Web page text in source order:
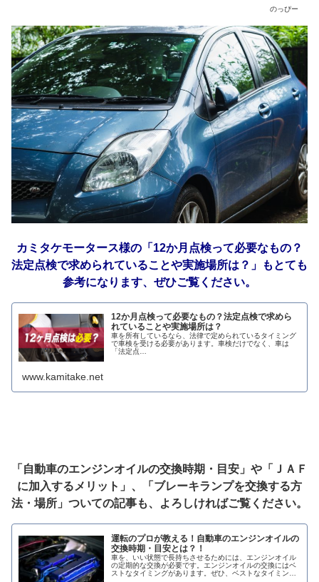
のっぴー
カミタケモータース様の「12か月点検って必要なもの？
法定点検で求められていることや実施場所は？」もとても
参考になります、ぜひご覧ください。
12か月点検って必要なもの？法定点検で求めら
れていることや実施場所は？
車を所有しているなら、法律で定められているタイミング
で車検を受ける必要があります。車検だけでなく、車は
「法定点…
www.kamitake.net
「自動車のエンジンオイルの交換時期・目安」や「ＪＡＦ
に加入するメリット」、「ブレーキランプを交換する方
法・場所」 ついての記事も、よろしければご覧ください。
運転のプロが教える！自動車のエンジンオイルの
交換時期・目安とは？！
車を、いい状態で長持ちさせるためには、エンジンオイル
の定期的な交換が必要です。エンジンオイルの交換にはベ
ストなタイミングがあります。ぜひ、ベストなタイミング